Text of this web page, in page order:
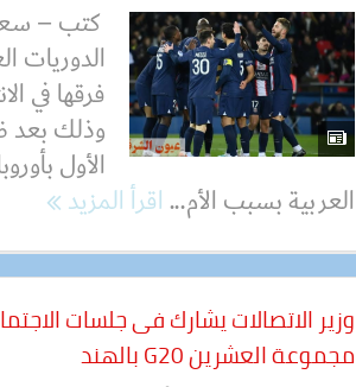
كتب –
الدوريات
فرقها في
وذلك بعد
الأول
العربية بسبب الأم...اقرأ المزيد
وزير الاتصالات يشارك فى جلسات
مجموعة العشرين G20 بالهند